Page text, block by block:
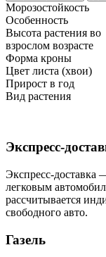
Морозостойкость
Особенность
Высота растения во
взрослом возрасте
Форма кроны
Цвет листа (хвои)
Прирост в год
Вид растения
Экспресс-
Экспресс-доставка
легковым
рассчитывается
свободного авто.
Газель